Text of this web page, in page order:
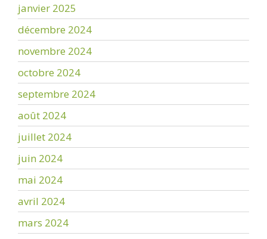
janvier 2025
décembre 2024
novembre 2024
octobre 2024
septembre 2024
août 2024
juillet 2024
juin 2024
mai 2024
avril 2024
mars 2024